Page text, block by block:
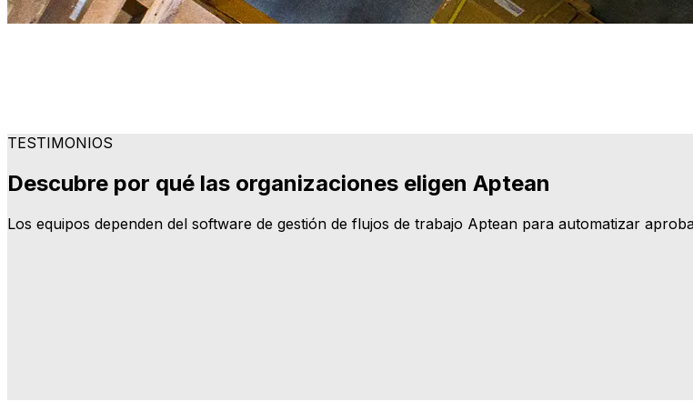
TESTIMONIOS
Descubre por qué las organizaciones eligen Aptean
Los equipos dependen del software de gestión de flujos de trabajo Aptean para automatizar